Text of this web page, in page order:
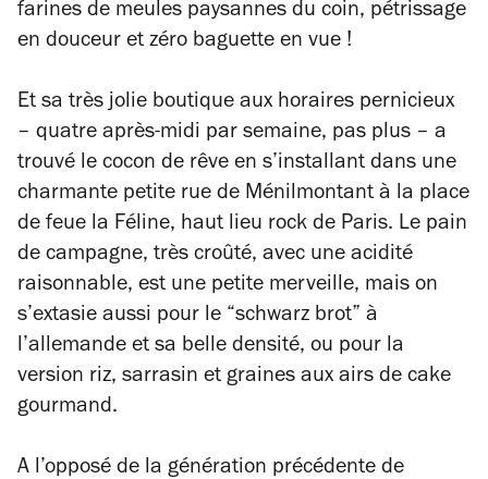
farines de meules paysannes du coin, pétrissage
en douceur et zéro baguette en vue !
Et sa très jolie boutique aux horaires pernicieux
– quatre après-midi par semaine, pas plus – a
trouvé le cocon de rêve en s’installant dans une
charmante petite rue de Ménilmontant à la place
de feue la Féline, haut lieu rock de Paris. Le pain
de campagne, très croûté, avec une acidité
raisonnable, est une petite merveille, mais on
s’extasie aussi pour le “schwarz brot” à
l’allemande et sa belle densité, ou pour la
version riz, sarrasin et graines aux airs de cake
gourmand.
A l’opposé de la génération précédente de